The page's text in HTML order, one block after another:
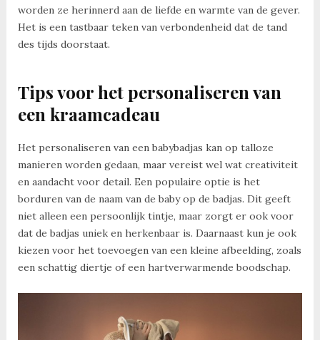
worden ze herinnerd aan de liefde en warmte van de gever.
Het is een tastbaar teken van verbondenheid dat de tand
des tijds doorstaat.
Tips voor het personaliseren van
een kraamcadeau
Het personaliseren van een babybadjas kan op talloze
manieren worden gedaan, maar vereist wel wat creativiteit
en aandacht voor detail. Een populaire optie is het
borduren van de naam van de baby op de badjas. Dit geeft
niet alleen een persoonlijk tintje, maar zorgt er ook voor
dat de badjas uniek en herkenbaar is. Daarnaast kun je ook
kiezen voor het toevoegen van een kleine afbeelding, zoals
een schattig diertje of een hartverwarmende boodschap.